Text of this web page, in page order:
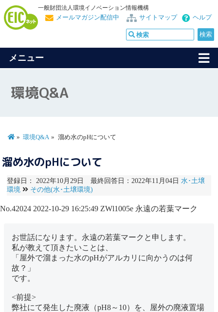
一般財団法人環境イノベーション情報機構
ヘルプ
サイトマップ
メールマガジン配信中
メニュー
環境Q&A
環境Q&A 溜め水のpHについて
溜め水のpHについて
登録日： 2022年10月29日 最終回答日：2022年11月04日 水･土壌
環境
その他(水･土壌環境)
No.42024 2022-10-29 16:25:49 ZWl1005e 永遠の若葉マーク
お世話になります。永遠の若葉マークと申します。
私が教えて頂きたいことは、
「屋外で溜まった水のpHがアルカリに向かうのは何
故？」
です。
<前提>
弊社にて発生した廃液（pH8～10）を、屋外の廃液置場